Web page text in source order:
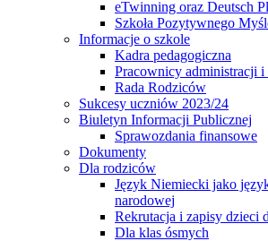
eTwinning oraz Deutsch
Szkoła Pozytywnego
Informacje o szkole
Kadra pedagogiczna
Pracownicy administracji i
Rada Rodziców
Sukcesy uczniów 2023/24
Biuletyn Informacji Publicznej
Sprawozdania finansowe
Dokumenty
Dla rodziców
Język Niemiecki jako
narodowej
Rekrutacja i zapisy dzieci
Dla klas ósmych